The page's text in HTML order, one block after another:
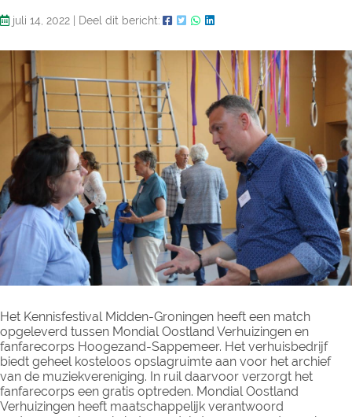
juli 14, 2022 Deel dit bericht:
Het Kennisfestival Midden-Groningen heeft een match
opgeleverd tussen Mondial Oostland Verhuizingen en
fanfarecorps Hoogezand-Sappemeer. Het verhuisbedrijf
biedt geheel kosteloos opslagruimte aan voor het archief
van de muziekvereniging. In ruil daarvoor verzorgt het
fanfarecorps een gratis optreden. Mondial Oostland
Verhuizingen heeft maatschappelijk verantwoord